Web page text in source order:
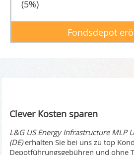
(5%)
Fondsdepot
Clever Kosten sparen
L&G US Energy Infrastructure MLP
(DE)erhalten Sie bei uns zu top
Depotführungsgebühren und ohne